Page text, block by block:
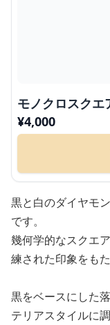
モノクロスクエ
¥4,000
黒と白のダイヤモ
です。
幾何学的なスクエ
練された印象をもた
黒をベースにした
テリアスタイルに